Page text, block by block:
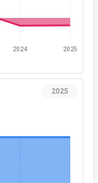
2024 2025
2025